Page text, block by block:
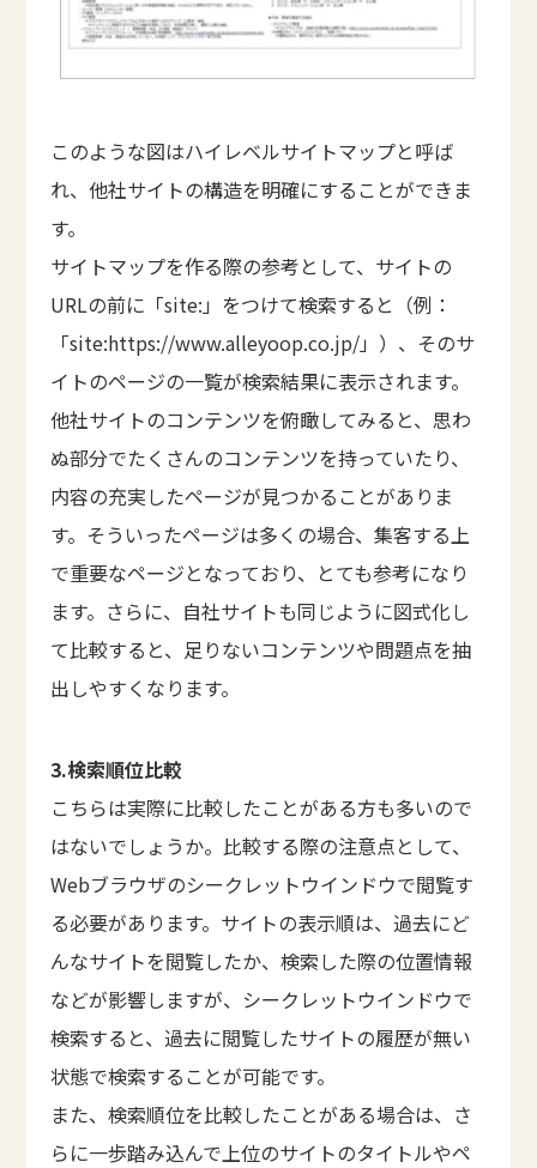
このような図はハイレベルサイトマップと呼ば
れ、他社サイトの構造を明確にすることができま
す。
サイトマップを作る際の参考として、サイトの
URLの前に「site:」をつけて検索すると（例：
「site:https://www.alleyoop.co.jp/」）、そのサ
イトのページの一覧が検索結果に表示されます。
他社サイトのコンテンツを俯瞰してみると、思わ
ぬ部分でたくさんのコンテンツを持っていたり、
内容の充実したページが見つかることがありま
す。そういったページは多くの場合、集客する上
で重要なページとなっており、とても参考になり
ます。さらに、自社サイトも同じように図式化し
て比較すると、足りないコンテンツや問題点を抽
出しやすくなります。
3.検索順位比較
こちらは実際に比較したことがある方も多いので
はないでしょうか。比較する際の注意点として、
Webブラウザのシークレットウインドウで閲覧す
る必要があります。サイトの表示順は、過去にど
んなサイトを閲覧したか、検索した際の位置情報
などが影響しますが、シークレットウインドウで
検索すると、過去に閲覧したサイトの履歴が無い
状態で検索することが可能です。
また、検索順位を比較したことがある場合は、さ
らに一歩踏み込んで上位のサイトのタイトルやペ